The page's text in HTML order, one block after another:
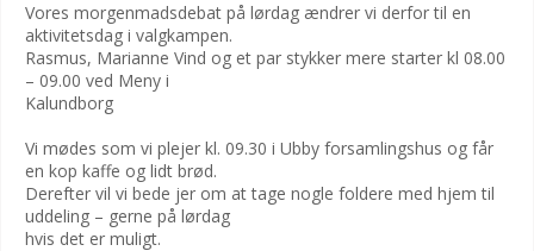
Vores morgenmadsdebat på lørdag ændrer vi derfor til en
aktivitetsdag i valgkampen.
Rasmus, Marianne Vind og et par stykker mere starter kl 08.00
– 09.00 ved Meny i
Kalundborg
Vi mødes som vi plejer kl. 09.30 i Ubby forsamlingshus og får
en kop kaffe og lidt brød.
Derefter vil vi bede jer om at tage nogle foldere med hjem til
uddeling – gerne på lørdag
hvis det er muligt.